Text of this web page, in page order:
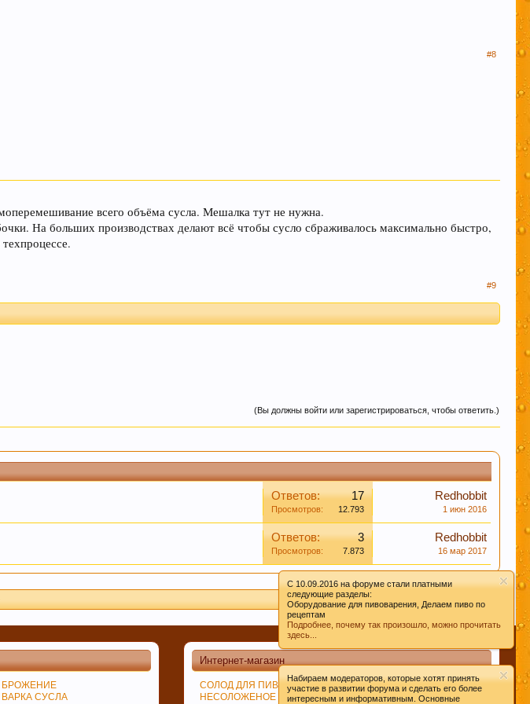
C 10.09.2016 на форуме стали платными
следующие разделы:
Оборудование для пивоварения, Делаем пиво по
рецептам
Подробнее, почему так произошло, можно прочитать
здесь...
Набираем модераторов, которые хотят принять
участие в развитии форума и сделать его более
интересным и информативным. Основные
#8
всего объёма сусла. Мешалка тут не нужна.
На больших производствах делают всё чтобы сусло сбраживалось максимально быстро,
#9
(Вы должны войти или зарегистрироваться, чтобы ответить.)
Ответов: 17
Просмотров: 12.793
Redhobbit
1 июн 2016
Ответов: 3
Просмотров: 7.873
Redhobbit
16 мар 2017
Интернет-магазин
СОЛОД ДЛЯ ПИВОВАРЕНИЯ
НЕСОЛОЖЕНОЕ СЫРЬЁ
ДРОЖЖИ ПИВОВАРЕННЫЕ
СПЕЦИИ
БРОЖЕНИЕ
ВАРКА СУСЛА